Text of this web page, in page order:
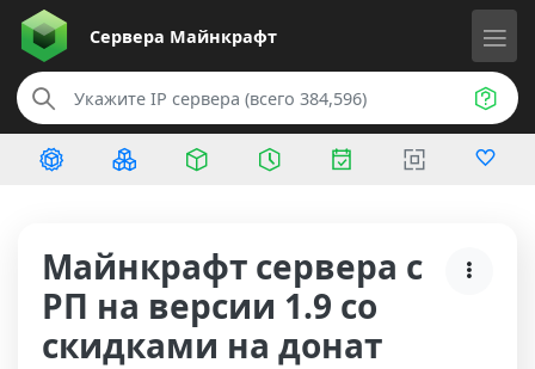
Сервера Майнкрафт
Майнкрафт сервера с
РП на версии 1.9 со
скидками на донат